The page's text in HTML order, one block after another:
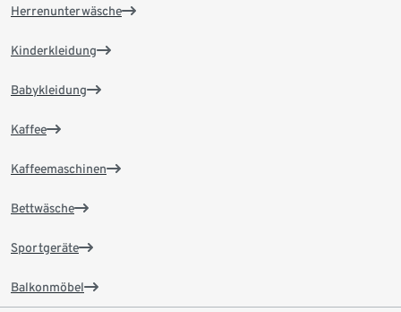
Herrenunterwäsche
Kinderkleidung
Babykleidung
Kaffee
Kaffeemaschinen
Bettwäsche
Sportgeräte
Balkonmöbel